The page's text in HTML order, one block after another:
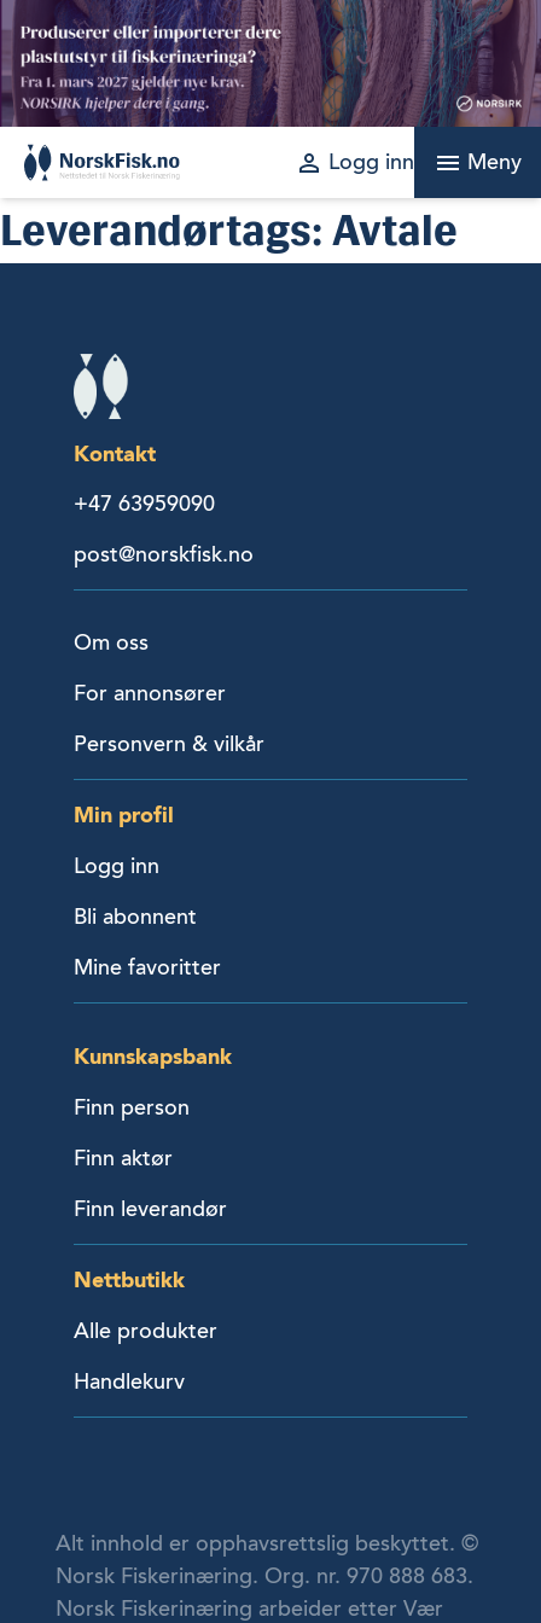
Skip
content
perm_identity Logg inn menu Meny
Leverandørtags: Avtale
Kontakt
+47 63959090
post@norskfisk.no
Om oss
For annonsører
Personvern & vilkår
Min profil
Logg inn
Bli abonnent
Mine favoritter
Kunnskapsbank
Finn person
Finn aktør
Finn leverandør
Nettbutikk
Alle produkter
Handlekurv
Alt innhold er opphavsrettslig beskyttet. ©
Norsk Fiskerinæring. Org. nr. 970 888 683.
Norsk Fiskerinæring arbeider etter Vær